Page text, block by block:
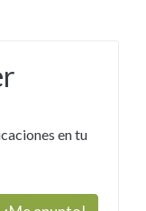
en tu